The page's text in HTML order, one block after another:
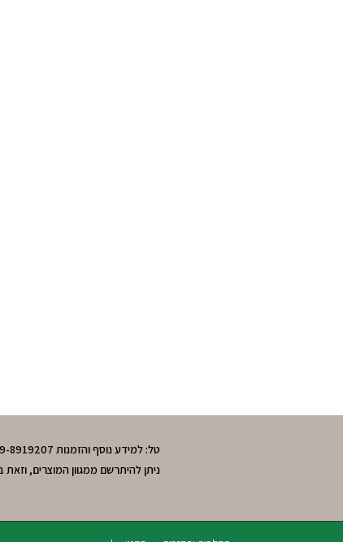
טל: למידע נוסף והזמנות 09-8919207 , 050-3643595 חיה. מושב חרות,גוש תל-מונד.
ניתן להיתרשם ממגוון המוצרים,